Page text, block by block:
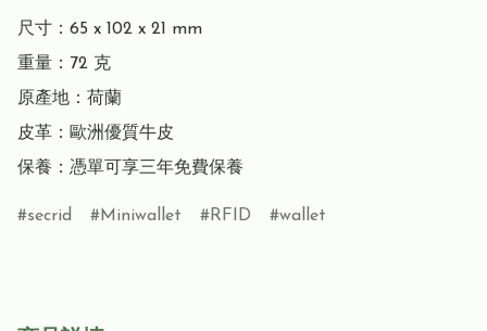
尺寸：65 x 102 x 21 mm
重量：72 克
原產地：荷蘭
皮革：歐洲優質牛皮
保養：憑單可享三年免費保養
secrid Miniwallet RFID wallet